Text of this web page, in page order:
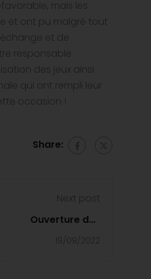
mais les
et ont pu malgré tout
et de
responsable
des jeux ainsi
qui ont rempli leur
occasion !
Share:
Next post
Ouverture des
inscriptions
19/09/2022